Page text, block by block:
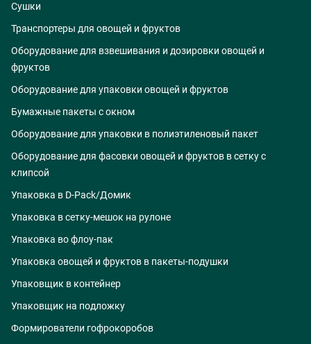
Сушки
Транспортеры для овощей и фруктов
Оборудование для взвешивания и дозировки овощей и
фруктов
Оборудование для упаковки овощей и фруктов
Бумажные пакеты с окном
Оборудование для упаковки в полиэтиленовый пакет
Оборудование для фасовки овощей и фруктов в сетку с
клипсой
Упаковка в D-Pack/Домик
Упаковка в сетку-мешок на рулоне
Упаковка во флоу-пак
Упаковка овощей и фруктов в пакеты-подушки
Упаковщик в контейнер
Упаковщик на подложку
Формирователи гофрокоробов